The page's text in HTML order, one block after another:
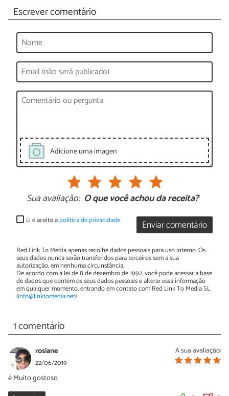
Escrever comentário
Adicione uma imagen
Sua avaliação: O que você achou da receita?
Enviar comentário
Li e aceito apolítica de privacidade
Red Link To Media apenas recolhe dados pessoais para uso interno. Os
seus dados nunca serão transferidos para terceiros sem a sua
autorização, em nenhuma circunstância.
De acordo com a lei de 8 de dezembro de 1992, você pode acessar a base
de dados que contém os seus dados pessoais e alterar essa informação
em qualquer momento, entrando em contato com Red Link To Media SL
(info@linktomedia.net)
1 comentário
A sua avaliação:
rosiane
22/06/2019
é Muito gostoso